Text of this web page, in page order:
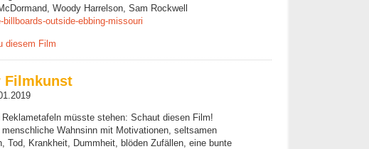
Woody Harrelson, Sam Rockwell
outside-ebbing-missouri
diesem Film
Filmkunst
müsste stehen: Schaut diesen Film!
menschliche Wahnsinn mit Motivationen, seltsamen
Tod, Krankheit, Dummheit, blöden Zufällen, eine bunte